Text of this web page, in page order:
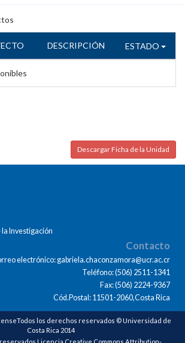
DESCRIPCIÓN ESTADO
Descargar Ficha de la Unidad
la Investigación
Contacto
electrónico: gabriela.chaconzamora@ucr.ac.cr
Teléfono: (506) 2511-1341
Fax: (506) 2224-9367
Cód.Postal: 11501-2060,Costa Rica
los derechos reservados © Universidad de
Costa Rica 2014